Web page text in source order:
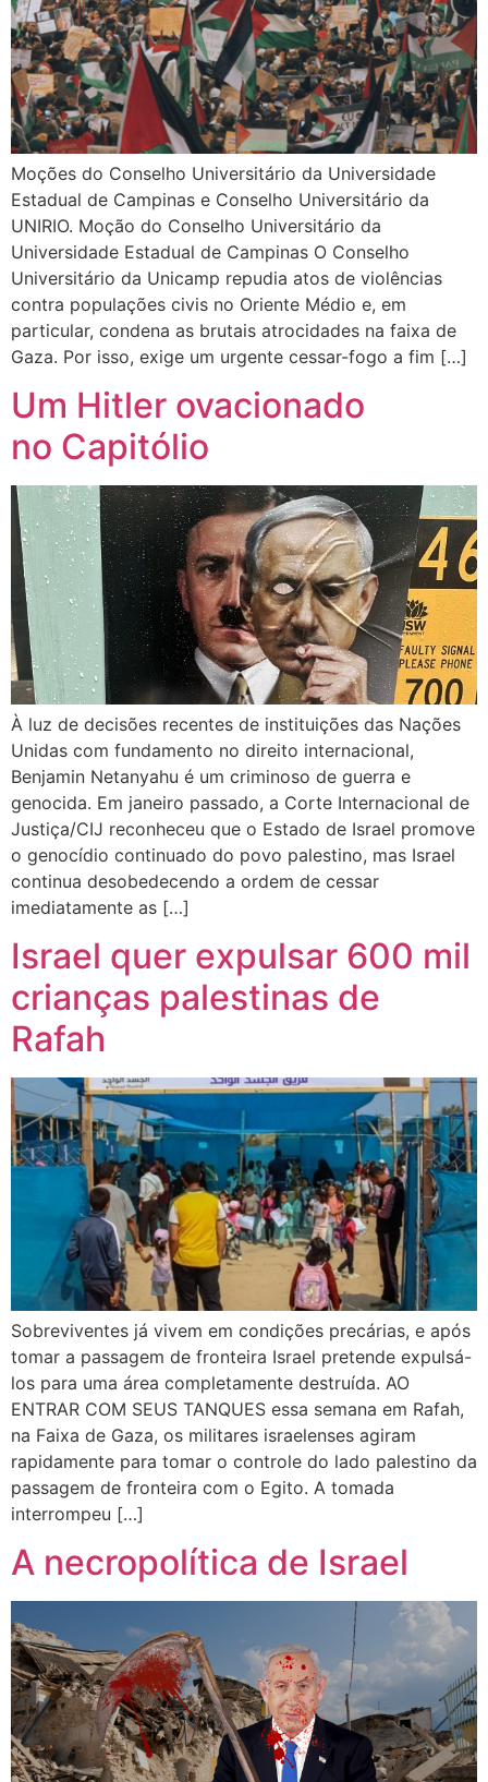
Moções do Conselho Universitário da Universidade
Estadual de Campinas e Conselho Universitário da
UNIRIO. Moção do Conselho Universitário da
Universidade Estadual de Campinas O Conselho
Universitário da Unicamp repudia atos de violências
contra populações civis no Oriente Médio e, em
particular, condena as brutais atrocidades na faixa de
Gaza. Por isso, exige um urgente cessar-fogo a fim […]
Um Hitler ovacionado
no Capitólio
À luz de decisões recentes de instituições das Nações
Unidas com fundamento no direito internacional,
Benjamin Netanyahu é um criminoso de guerra e
genocida. Em janeiro passado, a Corte Internacional de
Justiça/CIJ reconheceu que o Estado de Israel promove
o genocídio continuado do povo palestino, mas Israel
continua desobedecendo a ordem de cessar
imediatamente as […]
Israel quer expulsar 600 mil
crianças palestinas de
Rafah
Sobreviventes já vivem em condições precárias, e após
tomar a passagem de fronteira Israel pretende expulsá-
los para uma área completamente destruída. AO
ENTRAR COM SEUS TANQUES essa semana em Rafah,
na Faixa de Gaza, os militares israelenses agiram
rapidamente para tomar o controle do lado palestino da
passagem de fronteira com o Egito. A tomada
interrompeu […]
A necropolítica de Israel